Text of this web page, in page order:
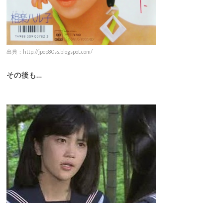
出典：http://jpop80ss.blogspot.com/
その後も…